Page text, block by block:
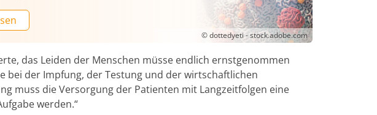
© dottedyeti - stock.adobe.com
das Leiden der Menschen müsse endlich ernstgenommen
bei der Impfung, der Testung und der wirtschaftlichen
muss die Versorgung der Patienten mit Langzeitfolgen eine
werden.“